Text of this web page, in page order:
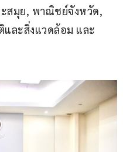
ะสมุย, พาณิชย์จังหวัด,
และสิ่งแวดล้อม และ